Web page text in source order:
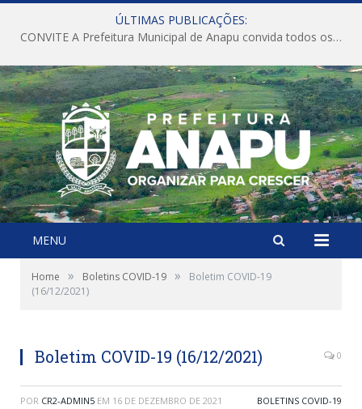
ÚLTIMAS PUBLICAÇÕES:
CONVITE A Prefeitura Municipal de Anapu convida todos os servidores públicos municipais para participarem da Audiência Pública de discussão da Lei de Diretrizes Orçamentárias (LDO), importante instrumento de planejamento das ações e investimentos da Administração Pública para o próximo exercício financeiro.
MENU
Home » Boletins COVID-19 »
Boletim COVID-19
(16/12/2021)
Boletim COVID-19 (16/12/2021) 0
POR CR2-ADMIN5 EM 16 DE DEZEMBRO DE 2021 BOLETINS COVID-19